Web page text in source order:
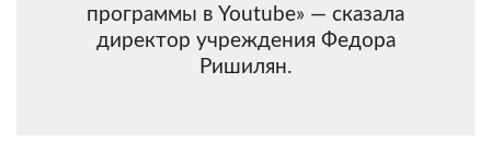
программы в Youtube» — сказала
директор учреждения Федора
Ришилян.